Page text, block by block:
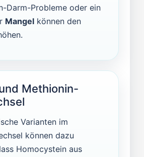
Darm-Probleme oder ein
Mangel können den
Methionin-
Varianten im
können dazu
Homocystein aus